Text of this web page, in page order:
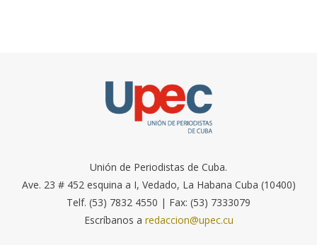
Unión de Periodistas de Cuba.
Ave. 23 # 452 esquina a I, Vedado, La Habana Cuba (10400)
Telf. (53) 7832 4550 | Fax: (53) 7333079
Escríbanos a redaccion@upec.cu